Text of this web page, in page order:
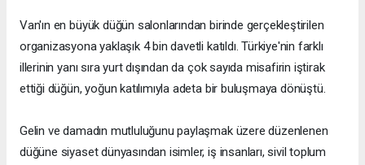
Van'ın en büyük düğün salonlarından birinde gerçekleştirilen
organizasyona yaklaşık 4 bin davetli katıldı. Türkiye'nin farklı
illerinin yanı sıra yurt dışından da çok sayıda misafirin iştirak
ettiği düğün, yoğun katılımıyla adeta bir buluşmaya dönüştü.
Gelin ve damadın mutluluğunu paylaşmak üzere düzenlenen
düğüne siyaset dünyasından isimler, iş insanları, sivil toplum